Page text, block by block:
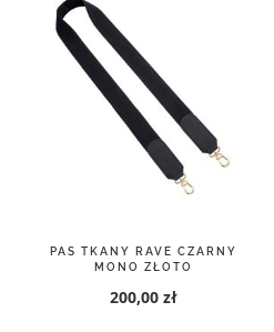
PAS TKANY RAVE CZARNY
MONO ZŁOTO
200,00 zł